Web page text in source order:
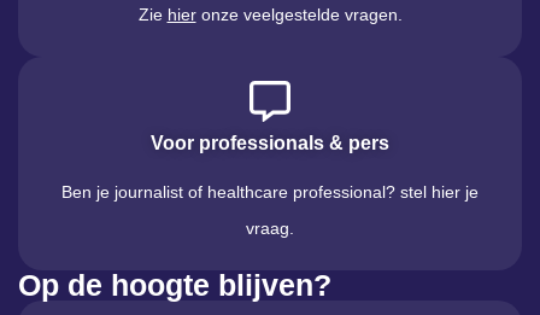
Zie hieronze veelgestelde vragen.
Voor professionals & pers
Ben je journalist of healthcare professional? stel hier je
vraag.
Op de hoogte blijven?